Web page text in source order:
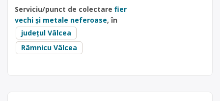
Serviciu/punct de colectare fier
vechi și metale neferoase, în
județul Vâlcea
Râmnicu Vâlcea